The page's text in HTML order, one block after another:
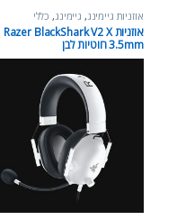
אוזניות גיימינג, גיימינג, כללי
אוזניות Razer BlackShark V2 X
3.5mm חוטיות לבן